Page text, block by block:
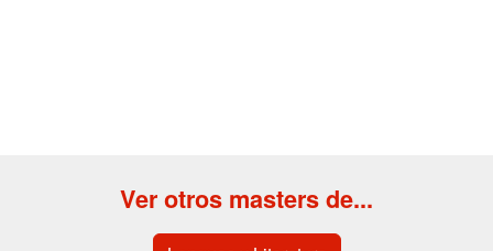
Ver otros masters de...